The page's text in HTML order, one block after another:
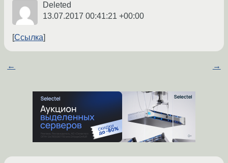
Deleted
13.07.2017 00:41:21 +00:00
Ссылка
← →